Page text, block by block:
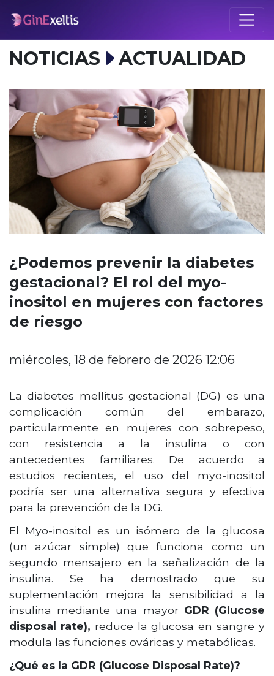
NOTICIAS ACTUALIDAD
¿Podemos prevenir la diabetes
gestacional? El rol del myo-
inositol en mujeres con factores
de riesgo
miércoles, 18 de febrero de 2026 12:06
La diabetes mellitus gestacional (DG) es una
complicación común del embarazo,
particularmente en mujeres con sobrepeso,
con resistencia a la insulina o con
antecedentes familiares. De acuerdo a
estudios recientes, el uso del myo-inositol
podría ser una alternativa segura y efectiva
para la prevención de la DG.
El Myo-inositol es un isómero de la glucosa
(un azúcar simple) que funciona como un
segundo mensajero en la señalización de la
insulina. Se ha demostrado que su
suplementación mejora la sensibilidad a la
insulina mediante una mayor GDR (Glucose
disposal rate), reduce la glucosa en sangre y
modula las funciones ováricas y metabólicas.
¿Qué es la GDR (Glucose Disposal Rate)?